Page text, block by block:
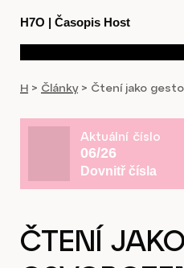
H7O | Časopis Host
H > Články > Čtení jako
Aktuální číslo
06/26
Dovnitř čísla
ČTENÍ